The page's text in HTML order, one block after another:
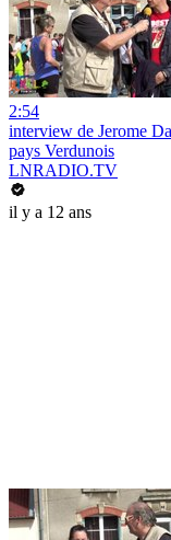
2:54
interview de Jerome
pays Verdunois
LNRADIO.TV
il y a 12 ans